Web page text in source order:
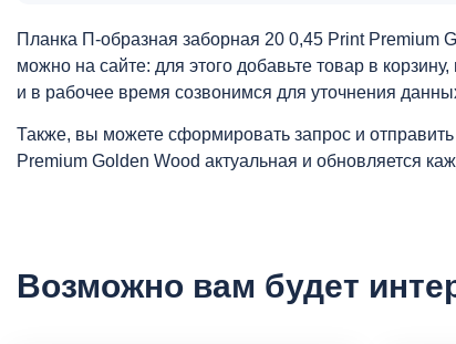
Планка П-образная заборная 20 0,45 Print Premium
можно на сайте: для этого добавьте товар в
и в рабочее время созвонимся для уточнения
Также, вы можете сформировать запрос и отправить
Premium Golden Wood актуальная и обновляется
Возможно вам будет